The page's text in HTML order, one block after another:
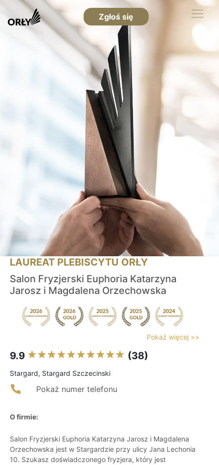
Zgłoś się
LAUREAT PLEBISCYTU ORŁY
Salon Fryzjerski Euphoria Katarzyna
Jarosz i Magdalena Orzechowska
Pokaż więcej >>
9.9 (38)
Stargard, Stargard Szczecinski
Pokaż numer telefonu
O firmie:
Salon Fryzjerski Euphoria Katarzyna Jarosz i Magdalena
Orzechowska jest w Stargardzie przy ulicy Jana Lechonia
10. Szukasz doświadczonego fryzjera, który jest